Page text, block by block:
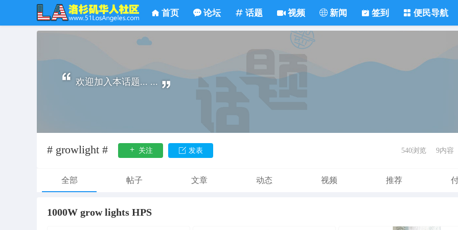
首页 论坛 话题 视频 新闻 签到 便民导航
欢迎加入本话题... ...
# growlight # 关注 发表 540浏览 9内容
全部 帖子 文章 动态 视频 推荐
1000W grow lights HPS